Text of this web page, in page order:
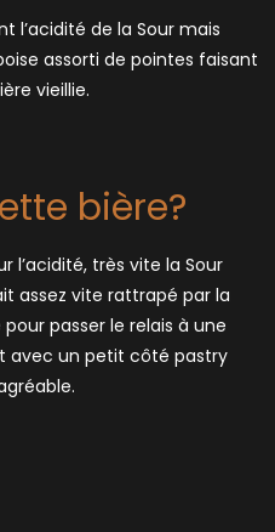
l’acidité de la Sour mais
assorti de pointes faisant
vieillie.
bière?
l’acidité, très vite la Sour
assez vite rattrapé par la
passer le relais à une
avec un petit côté pastry